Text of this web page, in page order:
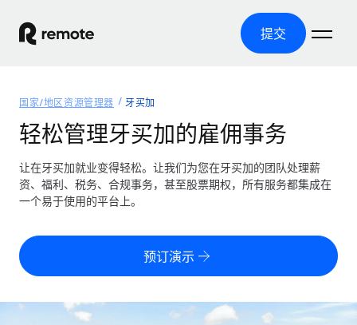
提交
产品
全球招聘
全球薪资管理
轻松运行合规薪资
零实体成本实现全球扩张
全球合规聘用合同工
覆盖全球
美国各州浏览器
资源
工具与计算器
误分类风险计算工具
员工成本计算器
定价
中文（简体）
国家/地区资源管理器 牙买加
轻松管理牙买加的雇佣事务
让在牙买加就业变得轻松。让我们为您在牙买加的团队处理薪
资、福利、税务、合规事务，甚至股票期权，所有服务都集成在
一个易于使用的平台上。
预订演示